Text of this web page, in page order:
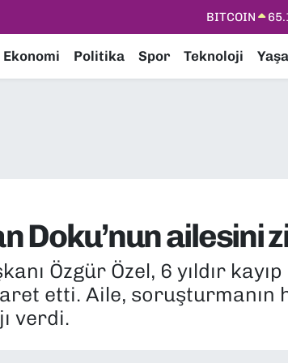
DOLAR
STERLİN
Ekonomi Politika Spor Teknoloji
Doku’nun ailesini
Özgür Özel, 6 yıldır
etti. Aile, soruşturmanın
verdi.